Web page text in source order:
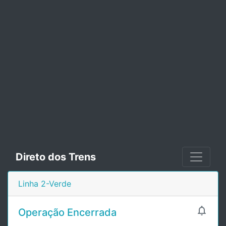
Direto dos Trens
Linha 2-Verde

Operação Encerrada